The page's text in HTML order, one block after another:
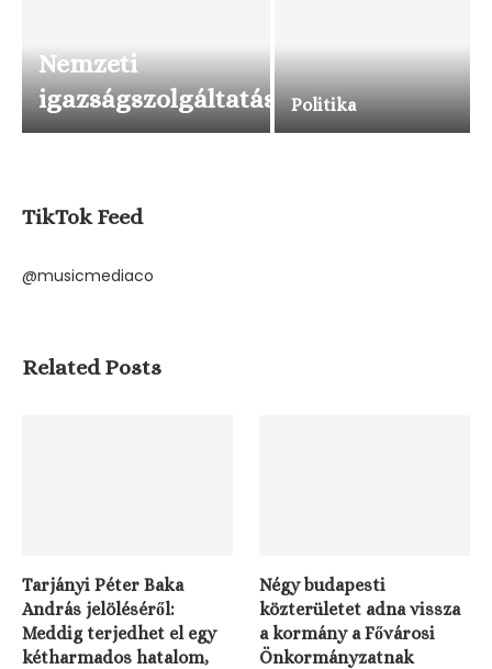
Nemzeti
igazságszolgáltatás
Politika
TikTok Feed
@musicmediaco
Related Posts
Tarjányi Péter Baka
András jelöléséről:
Meddig terjedhet el egy
kétharmados hatalom,
Négy budapesti
közterületet adna vissza
a kormány a Fővárosi
Önkormányzatnak